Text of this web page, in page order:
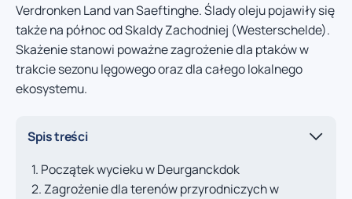
Verdronken Land van Saeftinghe. Ślady oleju pojawiły się
także na północ od Skaldy Zachodniej (Westerschelde).
Skażenie stanowi poważne zagrożenie dla ptaków w
trakcie sezonu lęgowego oraz dla całego lokalnego
ekosystemu.
Spis treści
Początek wycieku w Deurganckdok
Zagrożenie dla terenów przyrodniczych w